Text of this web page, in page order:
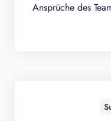
Ansprüche des